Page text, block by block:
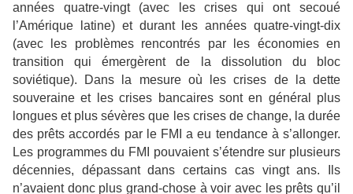
années quatre-vingt (avec les crises qui ont secoué
l’Amérique latine) et durant les années quatre-vingt-dix
(avec les problèmes rencontrés par les économies en
transition qui émergèrent de la dissolution du bloc
soviétique). Dans la mesure où les crises de la dette
souveraine et les crises bancaires sont en général plus
longues et plus sévères que les crises de change, la durée
des prêts accordés par le FMI a eu tendance à s’allonger.
Les programmes du FMI pouvaient s’étendre sur plusieurs
décennies, dépassant dans certains cas vingt ans. Ils
n’avaient donc plus grand-chose à voir avec les prêts qu’il